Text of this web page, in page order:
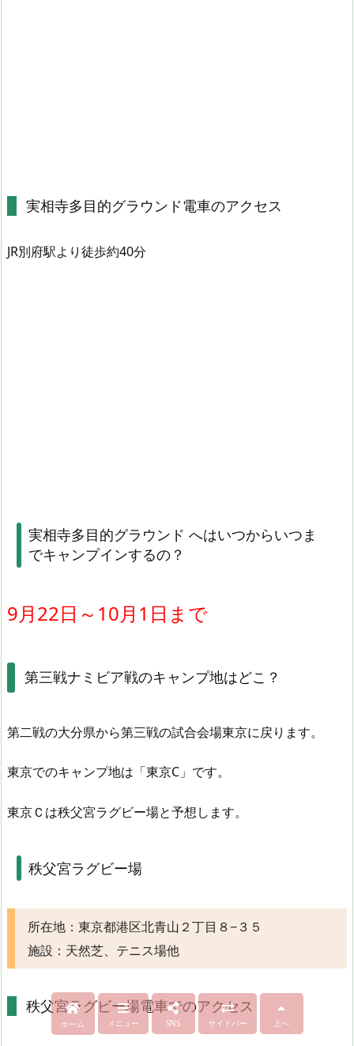
実相寺多目的グラウンド電車のアクセス
JR別府駅より徒歩約40分
実相寺多目的グラウンド へはいつからいつま
でキャンプインするの？
9月22日～10月1日まで
第三戦ナミビア戦のキャンプ地はどこ？
第二戦の大分県から第三戦の試合会場東京に戻ります。
東京でのキャンプ地は「東京C」です。
東京Ｃは秩父宮ラグビー場と予想します。
秩父宮ラグビー場
所在地：東京都港区北青山２丁目８−３５
施設：天然芝、テニス場他
秩父宮ラグビー場電車でのアクセス
ホーム メニュー SNS サイドバー 上へ